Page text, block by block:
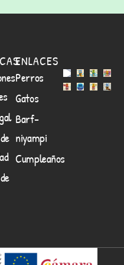
ENLACES
Perros
Gatos
Barf-
niyampi
Cumpleaños